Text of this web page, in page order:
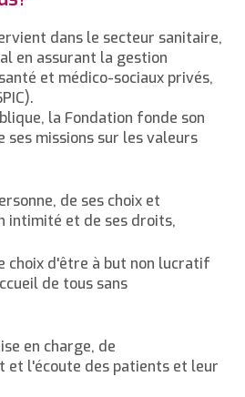
dans le secteur sanitaire,
en assurant la gestion
et médico-sociaux privés,
la Fondation fonde son
ses missions sur les valeurs
de ses choix et
intimité et de ses droits,
choix d'être à but non lucratif
de tous sans
en charge, de
et l'écoute des patients et leur